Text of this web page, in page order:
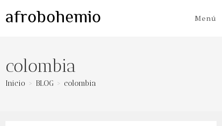
afrobohemio Menú
colombia
Inicio > BLOG > colombia